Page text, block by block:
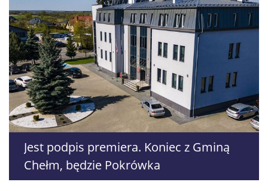
Jest podpis premiera. Koniec z Gminą
Chełm, będzie Pokrówka